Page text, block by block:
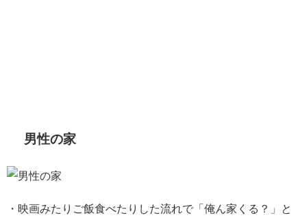
男性の家
・映画みたりご飯食べたりした流れで「俺ん家くる？」と